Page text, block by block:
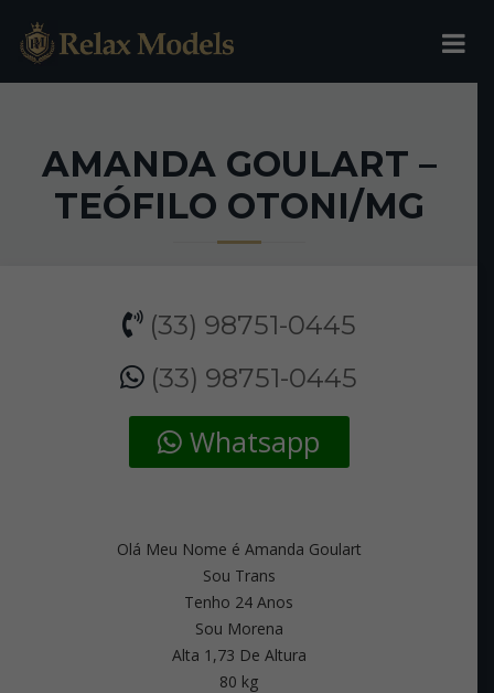
AMANDA GOULART –
TEÓFILO OTONI/MG
(33) 98751-0445
(33) 98751-0445
Whatsapp
Olá Meu Nome é Amanda Goulart
Sou Trans
Tenho 24 Anos
Sou Morena
Alta 1,73 De Altura
80 kg